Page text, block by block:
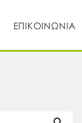
ΕΠΙΚΟΙΝΩΝΙΑ